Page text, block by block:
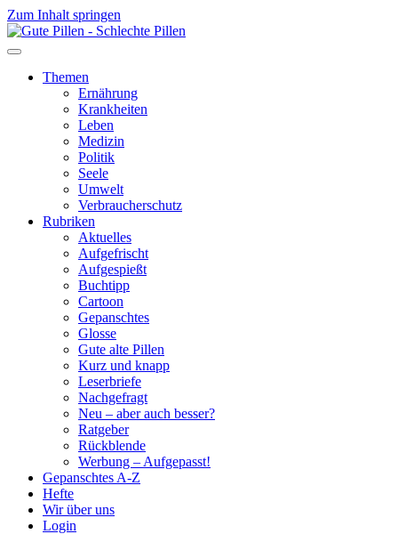
Zum Inhalt springen
Themen
Ernährung
Krankheiten
Leben
Medizin
Politik
Seele
Umwelt
Verbraucherschutz
Rubriken
Aktuelles
Aufgefrischt
Aufgespießt
Buchtipp
Cartoon
Gepanschtes
Glosse
Gute alte Pillen
Kurz und knapp
Leserbriefe
Nachgefragt
Neu – aber auch besser?
Ratgeber
Rückblende
Werbung – Aufgepasst!
Gepanschtes A-Z
Hefte
Wir über uns
Login